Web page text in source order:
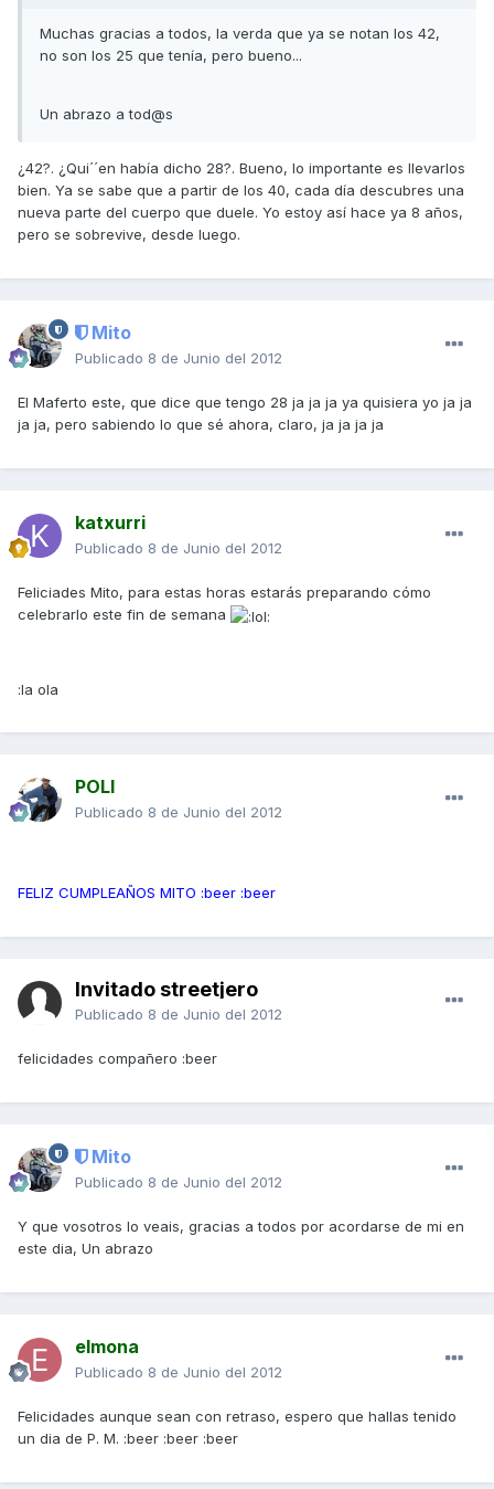
Muchas gracias a todos, la verda que ya se notan los 42,
no son los 25 que tenía, pero bueno...
Un abrazo a tod@s
¿42?. ¿Qui´´en había dicho 28?. Bueno, lo importante es llevarlos
bien. Ya se sabe que a partir de los 40, cada día descubres una
nueva parte del cuerpo que duele. Yo estoy así hace ya 8 años,
pero se sobrevive, desde luego.
Mito
Publicado 8 de Junio del 2012
El Maferto este, que dice que tengo 28 ja ja ja ya quisiera yo ja ja
ja ja, pero sabiendo lo que sé ahora, claro, ja ja ja ja
katxurri
Publicado 8 de Junio del 2012
Feliciades Mito, para estas horas estarás preparando cómo
celebrarlo este fin de semana
:la ola
POLI
Publicado 8 de Junio del 2012
FELIZ CUMPLEAÑOS MITO :beer :beer
Invitado streetjero
Publicado 8 de Junio del 2012
felicidades compañero :beer
Mito
Publicado 8 de Junio del 2012
Y que vosotros lo veais, gracias a todos por acordarse de mi en
este dia, Un abrazo
elmona
Publicado 8 de Junio del 2012
Felicidades aunque sean con retraso, espero que hallas tenido
un dia de P. M. :beer :beer :beer